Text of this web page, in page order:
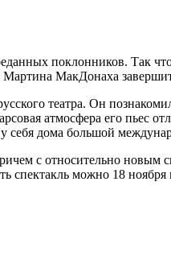
поклонников. Так
Мартина МакДонаха
театра. Он
атмосфера его пьес
себя дома большой
с относительно
можно 18 ноября